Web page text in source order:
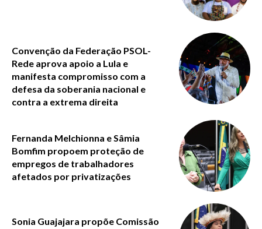
Convenção da Federação PSOL-
Rede aprova apoio a Lula e
manifesta compromisso com a
defesa da soberania nacional e
contra a extrema direita
Fernanda Melchionna e Sâmia
Bomfim propoem proteção de
empregos de trabalhadores
afetados por privatizações
Sonia Guajajara propõe Comissão